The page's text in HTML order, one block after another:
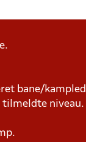
bane/
niveau.